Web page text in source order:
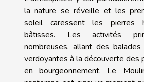
la nature se réveille et les
soleil caressent les pierres
bâtisses. Les activités
nombreuses, allant des
verdoyantes à la découverte des
en bourgeonnement. Le